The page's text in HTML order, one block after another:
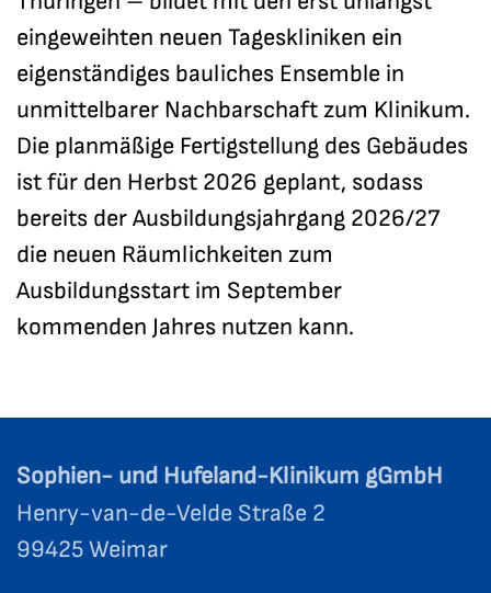
eingeweihten neuen Tageskliniken ein
eigenständiges bauliches Ensemble in
unmittelbarer Nachbarschaft zum Klinikum.
Die planmäßige Fertigstellung des Gebäudes
ist für den Herbst 2026 geplant, sodass
bereits der Ausbildungsjahrgang 2026/27
die neuen Räumlichkeiten zum
Ausbildungsstart im September
kommenden Jahres nutzen kann.
Sophien- und Hufeland-Klinikum gGmbH
Henry-van-de-Velde Straße 2
99425 Weimar